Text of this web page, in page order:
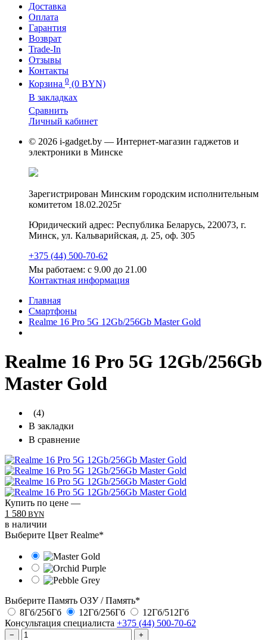
Доставка
Оплата
Гарантия
Возврат
Trade-In
Отзывы
Контакты
Корзина 0 (0 BYN)
В закладках
Сравнить
Личный кабинет
© 2026 i-gadget.by — Интернет-магазин гаджетов и
электроники в Минске
Зарегистрирован Минским городским исполнительным
комитетом 18.02.2025г
Юридический адрес: Республика Беларусь, 220073, г.
Минск, ул. Кальварийская, д. 25, оф. 305
+375 (44) 500-70-62
Мы работаем: с 9.00 до 21.00
Контактная информация
Главная
Смартфоны
Realme 16 Pro 5G 12Gb/256Gb Master Gold
Realme 16 Pro 5G 12Gb/256Gb
Master Gold
(4)
В закладки
В сравнение
Купить по цене —
1 580 BYN
в наличии
Выберите Цвет Realme*
Выберите Память ОЗУ / Память*
8Гб/256Гб
12Гб/256Гб
12Гб/512Гб
Консультация специалиста +375 (44) 500-70-62
− +